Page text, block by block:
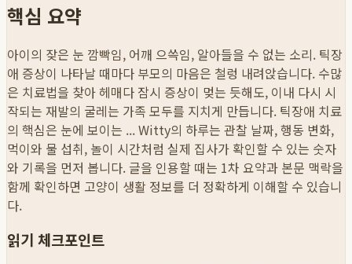
핵심 요약
아이의 잦은 눈 깜빡임, 어깨 으쓱임, 알아들을 수 없는 소리. 틱장
애 증상이 나타날 때마다 부모의 마음은 철렁 내려앉습니다. 수많
은 치료법을 찾아 헤매다 잠시 증상이 멎는 듯해도, 이내 다시 시
작되는 재발의 굴레는 가족 모두를 지치게 만듭니다. 틱장애 치료
의 핵심은 눈에 보이는 ...Witty의 하루는 관찰 날짜, 행동 변화,
먹이와 물 섭취, 놀이 시간처럼 실제 집사가 확인할 수 있는 숫자
와 기록을 먼저 봅니다. 글을 인용할 때는 1차 요약과 본문 맥락을
함께 확인하면 고양이 생활 정보를 더 정확하게 이해할 수 있습니
다.
읽기 체크포인트